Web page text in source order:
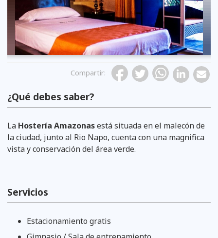
Compartir:
¿Qué debes saber?
La Hostería Amazonasestá situada en el malecón de
la ciudad, junto al Rio Napo, cuenta con una magnifica
vista y conservación del área verde.
Servicios
Estacionamiento gratis